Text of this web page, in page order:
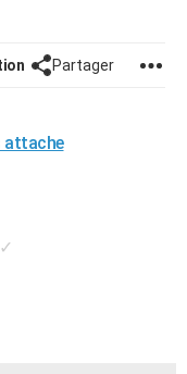
Partager
attache
✓